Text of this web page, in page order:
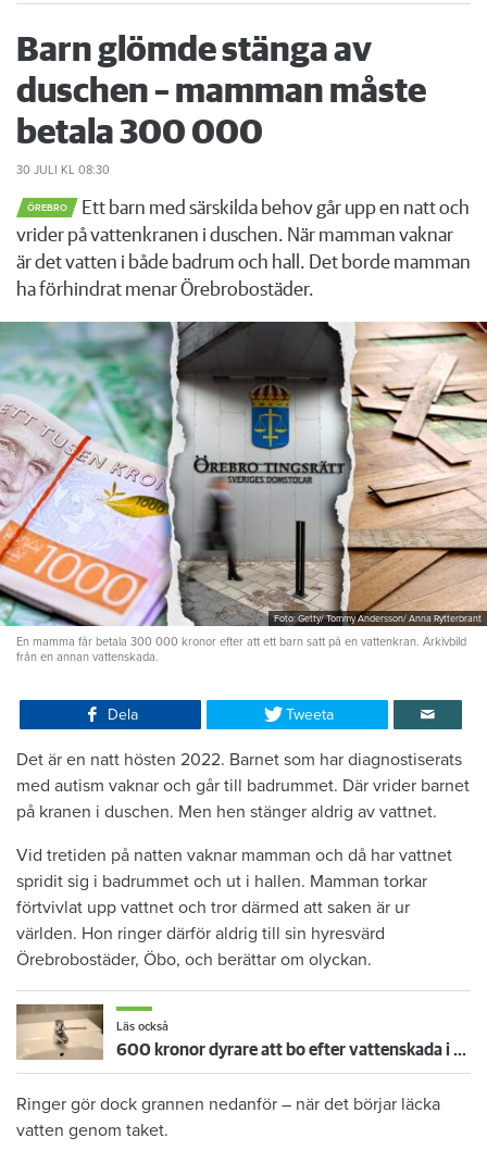
Barn glömde stänga av
duschen – mamman måste
betala 300 000
30 JULI KL 08:30
ÖREBRO
Ett barn med särskilda behov går upp en natt och
vrider på vattenkranen i duschen. När mamman vaknar
är det vatten i både badrum och hall. Det borde mamman
ha förhindrat menar Örebrobostäder.
Foto: Getty/ Tommy Andersson/ Anna Rytterbrant
En mamma får betala 300 000 kronor efter att ett barn satt på en vattenkran. Arkivbild
från en annan vattenskada.
Dela Tweeta
Det är en natt hösten 2022. Barnet som har diagnostiserats
med autism vaknar och går till badrummet. Där vrider barnet
på kranen i duschen. Men hen stänger aldrig av vattnet.
Vid tretiden på natten vaknar mamman och då har vattnet
spridit sig i badrummet och ut i hallen. Mamman torkar
förtvivlat upp vattnet och tror därmed att saken är ur
världen. Hon ringer därför aldrig till sin hyresvärd
Örebrobostäder, Öbo, och berättar om olyckan.
Läs också
600 kronor dyrare att bo efter vattenskada i Varberg
Ringer gör dock grannen nedanför – när det börjar läcka
vatten genom taket.